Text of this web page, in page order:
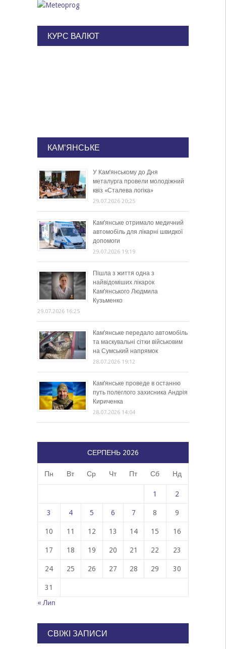
КУРС ВАЛЮТ
КАМ'ЯНСЬКЕ
У Кам’янському до Дня
металурга провели молодіжний
квіз «Сталева логіка»
29.07.2026 20:25
Кам’янське отримало медичний
автомобіль для лікарні швидкої
допомоги
29.07.2026 19:19
Пішла з життя одна з
найвідоміших лікарок
Кам’янського Людмила
Кузьменко
29.07.2026 16:25
Кам’янське передало автомобіль
та маскувальні сітки військовим
на Сумський напрямок
28.07.2026 19:12
Кам’янське проведе в останню
путь полеглого захисника Андрія
Кириченка
28.07.2026 14:04
СЕРПЕНЬ 2026
Пн Вт Ср Чт Пт Сб Нд
1 2
3 4 5 6 7 8 9
10 11 12 13 14 15 16
17 18 19 20 21 22 23
24 25 26 27 28 29 30
31
« Лип
СВІЖІ ЗАПИСИ